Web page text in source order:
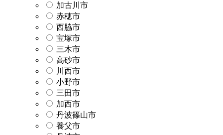
加古川市
赤穂市
西脇市
宝塚市
三木市
高砂市
川西市
小野市
三田市
加西市
丹波篠山市
養父市